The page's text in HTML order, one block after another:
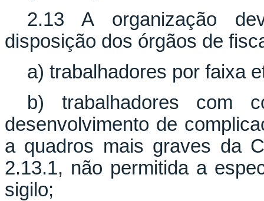
2.13 A organização
disposição dos órgãos de
a) trabalhadores por faixa
b) trabalhadores com
desenvolvimento de
a quadros mais graves da
2.13.1, não permitida a
sigilo;